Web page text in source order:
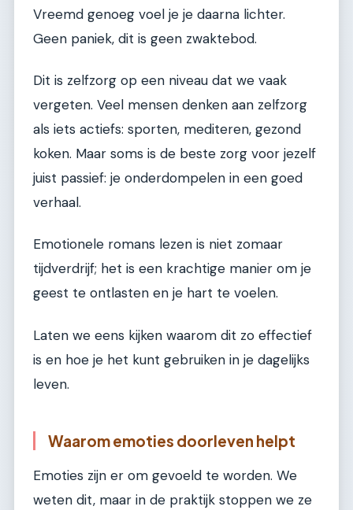
Vreemd genoeg voel je je daarna lichter.
Geen paniek, dit is geen zwaktebod.
Dit is zelfzorg op een niveau dat we vaak
vergeten. Veel mensen denken aan zelfzorg
als iets actiefs: sporten, mediteren, gezond
koken. Maar soms is de beste zorg voor jezelf
juist passief: je onderdompelen in een goed
verhaal.
Emotionele romans lezen is niet zomaar
tijdverdrijf; het is een krachtige manier om je
geest te ontlasten en je hart te voelen.
Laten we eens kijken waarom dit zo effectief
is en hoe je het kunt gebruiken in je dagelijks
leven.
Waarom emoties doorleven helpt
Emoties zijn er om gevoeld te worden. We
weten dit, maar in de praktijk stoppen we ze